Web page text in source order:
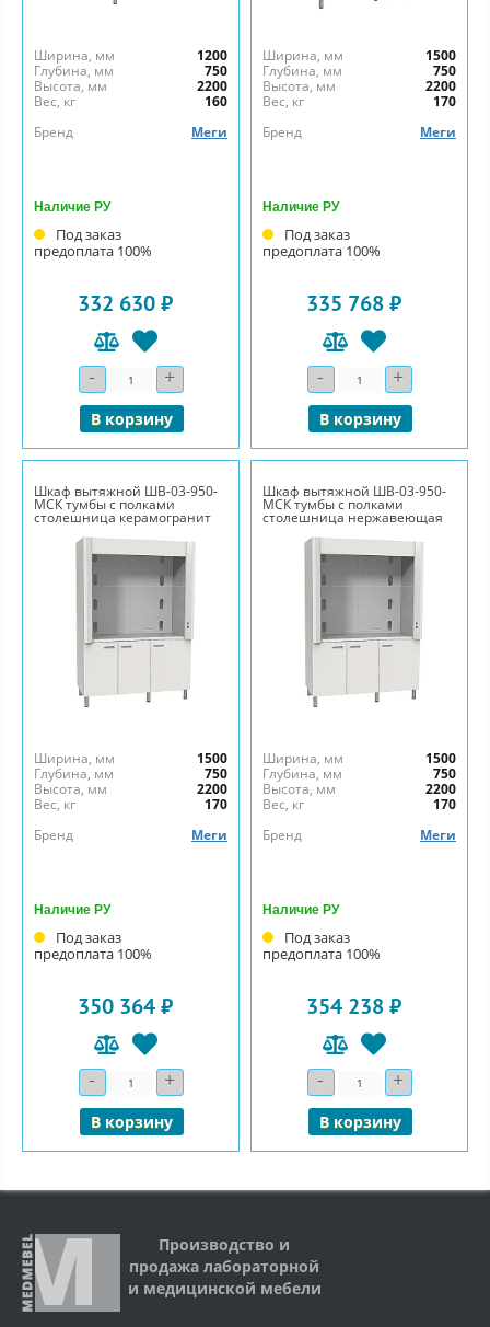
Ширина, мм
1200
Глубина, мм
750
Высота, мм
2200
Вес, кг
160
Бренд
Меги
Наличие РУ
Под заказ
предоплата 100%
332 630 ₽
- Количество+
В корзину
Ширина, мм
1500
Глубина, мм
750
Высота, мм
2200
Вес, кг
170
Бренд
Меги
Наличие РУ
Под заказ
предоплата 100%
335 768 ₽
- Количество+
В корзину
Шкаф вытяжной ШВ-03-950-
МСК тумбы с полками
столешница керамогранит
Ширина, мм
1500
Глубина, мм
750
Высота, мм
2200
Вес, кг
170
Бренд
Меги
Наличие РУ
Под заказ
предоплата 100%
350 364 ₽
- Количество+
В корзину
Шкаф вытяжной ШВ-03-950-
МСК тумбы с полками
столешница нержавеющая
Ширина, мм
1500
Глубина, мм
750
Высота, мм
2200
Вес, кг
170
Бренд
Меги
Наличие РУ
Под заказ
предоплата 100%
354 238 ₽
- Количество+
В корзину
Производство и
продажа лабораторной
и медицинской мебели